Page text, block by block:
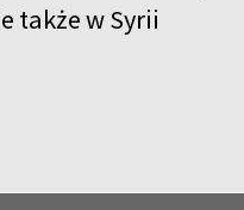
także w Syrii